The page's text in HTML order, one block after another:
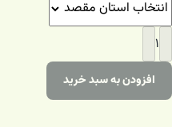
۱
افزودن به سبد خرید